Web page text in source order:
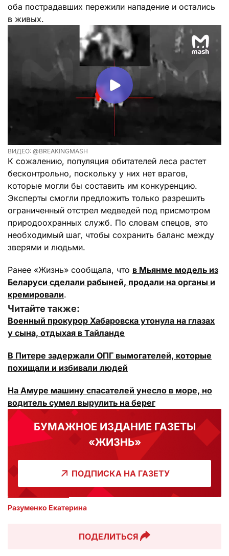
оба пострадавших пережили нападение и остались
в живых.
ВИДЕО: @BREAKINGMASH
К сожалению, популяция обитателей леса растет
бесконтрольно, поскольку у них нет врагов,
которые могли бы составить им конкуренцию.
Эксперты смогли предложить только разрешить
ограниченный отстрел медведей под присмотром
природоохранных служб. По словам спецов, это
необходимый шаг, чтобы сохранить баланс между
зверями и людьми.
Ранее «Жизнь» сообщала, что в Мьянме модель из
Беларуси сделали рабыней, продали на органы и
кремировали.
Читайте также:
Военный прокурор Хабаровска утонула на глазах
у сына, отдыхая в Тайланде
В Питере задержали ОПГ вымогателей, которые
похищали и избивали людей
На Амуре машину спасателей унесло в море, но
водитель сумел вырулить на берег
БУМАЖНОЕ ИЗДАНИЕ ГАЗЕТЫ
«ЖИЗНЬ»
ПОДПИСКА НА ГАЗЕТУ
Разуменко Екатерина
ПОДЕЛИТЬСЯ